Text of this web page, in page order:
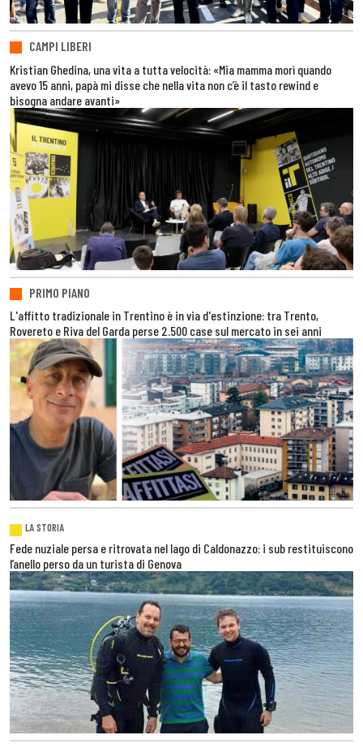
CAMPI LIBERI
Kristian Ghedina, una vita a tutta velocità: «Mia mamma morì quando
avevo 15 anni, papà mi disse che nella vita non c’è il tasto rewind e
bisogna andare avanti»
PRIMO PIANO
L'affitto tradizionale in Trentino è in via d'estinzione: tra Trento,
Rovereto e Riva del Garda perse 2.500 case sul mercato in sei anni
LA STORIA
Fede nuziale persa e ritrovata nel lago di Caldonazzo: i sub restituiscono
l’anello perso da un turista di Genova